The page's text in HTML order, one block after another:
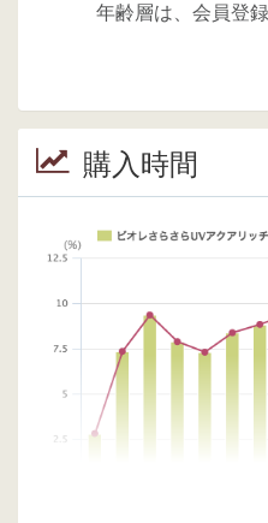
年齢層は、会員登
購入時間